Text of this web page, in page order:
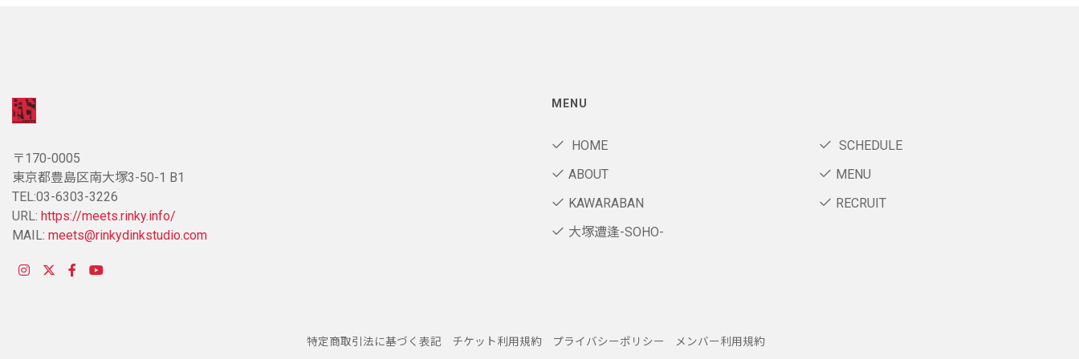
〒170-0005
東京都豊島区南大塚3-50-1 B1
TEL:03-6303-3226
URL: https://meets.rinky.info/
MAIL: meets@rinkydinkstudio.com
MENU
HOME
SCHEDULE
ABOUT
MENU
KAWARABAN
RECRUIT
大塚遭逢-SOHO-
特定商取引法に基づく表記 チケット利用規約 プライバシーポリシー メンバー利用規約